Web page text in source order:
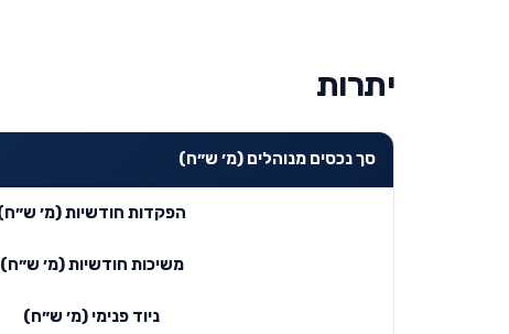
יתרות
סך נכסים מנוהלים (מ׳ ש״ח)
הפקדות חודשיות (מ׳
משיכות חודשיות (מ׳ ש״ח)
ניוד פנימי (מ׳ ש״ח)